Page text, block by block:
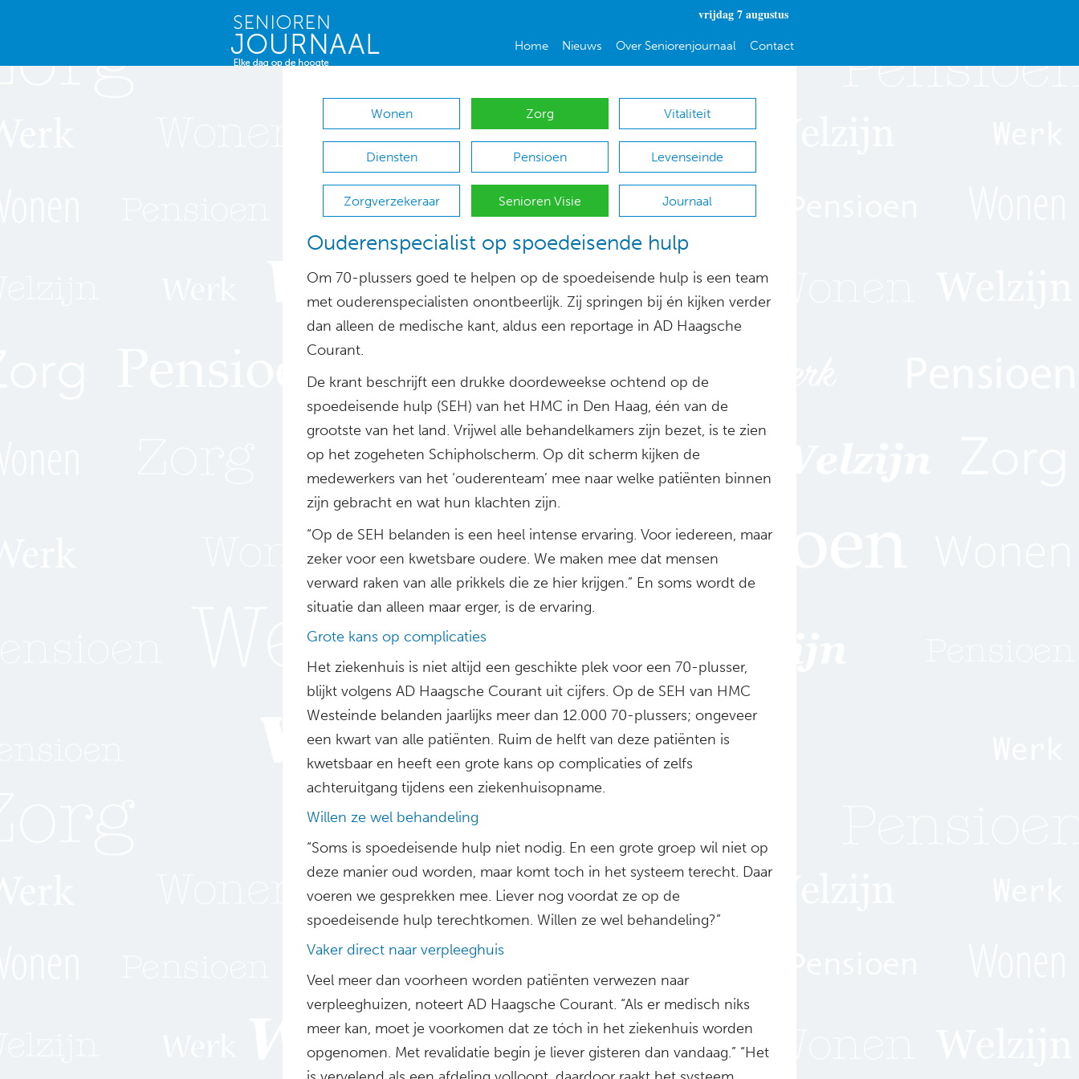
vrijdag 7 augustus
Home Nieuws Over Seniorenjournaal Contact
Wonen Zorg Vitaliteit
Diensten Pensioen Levenseinde
Zorgverzekeraar Senioren Visie Journaal
Ouderenspecialist op spoedeisende hulp
Om 70-plussers goed te helpen op de spoedeisende hulp is een team
met ouderenspecialisten onontbeerlijk. Zij springen bij én kijken verder
dan alleen de medische kant, aldus een reportage in AD Haagsche
Courant.
De krant beschrijft een drukke doordeweekse ochtend op de
spoedeisende hulp (SEH) van het HMC in Den Haag, één van de
grootste van het land. Vrijwel alle behandelkamers zijn bezet, is te zien
op het zogeheten Schipholscherm. Op dit scherm kijken de
medewerkers van het ‘ouderenteam’ mee naar welke patiënten binnen
zijn gebracht en wat hun klachten zijn.
“Op de SEH belanden is een heel intense ervaring. Voor iedereen, maar
zeker voor een kwetsbare oudere. We maken mee dat mensen
verward raken van alle prikkels die ze hier krijgen.” En soms wordt de
situatie dan alleen maar erger, is de ervaring.
Grote kans op complicaties
Het ziekenhuis is niet altijd een geschikte plek voor een 70-plusser,
blijkt volgens AD Haagsche Courant uit cijfers. Op de SEH van HMC
Westeinde belanden jaarlijks meer dan 12.000 70-plussers; ongeveer
een kwart van alle patiënten. Ruim de helft van deze patiënten is
kwetsbaar en heeft een grote kans op complicaties of zelfs
achteruitgang tijdens een ziekenhuisopname.
Willen ze wel behandeling
“Soms is spoedeisende hulp niet nodig. En een grote groep wil niet op
deze manier oud worden, maar komt toch in het systeem terecht. Daar
voeren we gesprekken mee. Liever nog voordat ze op de
spoedeisende hulp terechtkomen. Willen ze wel behandeling?”
Vaker direct naar verpleeghuis
Veel meer dan voorheen worden patiënten verwezen naar
verpleeghuizen, noteert AD Haagsche Courant. “Als er medisch niks
meer kan, moet je voorkomen dat ze tóch in het ziekenhuis worden
opgenomen. Met revalidatie begin je liever gisteren dan vandaag.” “Het